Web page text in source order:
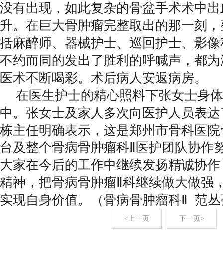
没有出现，如此复杂的骨盆手术术中
升。在巨大骨肿瘤完整取出的那一刻
括麻醉师、器械护士、巡回护士、影
不约而同的发出了胜利的呼喊声，都
医术不断喝彩。术后病人安返病房。
在医生护士的精心照料下张女士身
中。张女士及家人多次向医护人员表
栋主任明确表示，这是郑州市骨科医
台及整个骨病骨肿瘤科Ⅱ医护团队协作
大家在今后的工作中继续发扬精诚协
精神，把骨病骨肿瘤Ⅱ科继续做大做强
实现自身价值。（骨病骨肿瘤科Ⅱ 范
<上一页 下一页>